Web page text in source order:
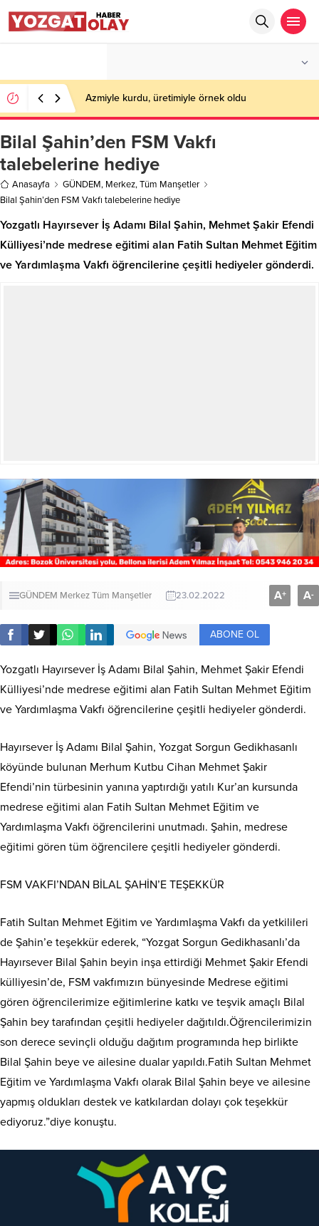
Azmiyle kurdu, üretimiyle örnek oldu
Bilal Şahin’den FSM Vakfı
talebelerine hediye
Anasayfa GÜNDEM, Merkez,Tüm Manşetler
Bilal Şahin’den FSM Vakfı talebelerine hediye
Yozgatlı Hayırsever İş Adamı Bilal Şahin, Mehmet Şakir Efendi
Külliyesi’nde medrese eğitimi alan Fatih Sultan Mehmet Eğitim
ve Yardımlaşma Vakfı öğrencilerine çeşitli hediyeler gönderdi.
GÜNDEM MerkezTüm Manşetler 23.02.2022 A+ A-
ABONE OL
Yozgatlı Hayırsever İş Adamı Bilal Şahin, Mehmet Şakir Efendi
Külliyesi’nde medrese eğitimi alan Fatih Sultan Mehmet Eğitim
ve Yardımlaşma Vakfı öğrencilerine çeşitli hediyeler gönderdi.
Hayırsever İş Adamı Bilal Şahin, Yozgat Sorgun Gedikhasanlı
köyünde bulunan Merhum Kutbu Cihan Mehmet Şakir
Efendi’nin türbesinin yanına yaptırdığı yatılı Kur’an kursunda
medrese eğitimi alan Fatih Sultan Mehmet Eğitim ve
Yardımlaşma Vakfı öğrencilerini unutmadı. Şahin, medrese
eğitimi gören tüm öğrencilere çeşitli hediyeler gönderdi.
FSM VAKFI’NDAN BİLAL ŞAHİN’E TEŞEKKÜR
Fatih Sultan Mehmet Eğitim ve Yardımlaşma Vakfı da yetkilileri
de Şahin’e teşekkür ederek, “Yozgat Sorgun Gedikhasanlı’da
Hayırsever Bilal Şahin beyin inşa ettirdiği Mehmet Şakir Efendi
külliyesin’de, FSM vakfımızın bünyesinde Medrese eğitimi
gören öğrencilerimize eğitimlerine katkı ve teşvik amaçlı Bilal
Şahin bey tarafından çeşitli hediyeler dağıtıldı.Öğrencilerimizin
son derece sevinçli olduğu dağıtım programında hep birlikte
Bilal Şahin beye ve ailesine dualar yapıldı.Fatih Sultan Mehmet
Eğitim ve Yardımlaşma Vakfı olarak Bilal Şahin beye ve ailesine
yapmış oldukları destek ve katkılardan dolayı çok teşekkür
ediyoruz.”diye konuştu.